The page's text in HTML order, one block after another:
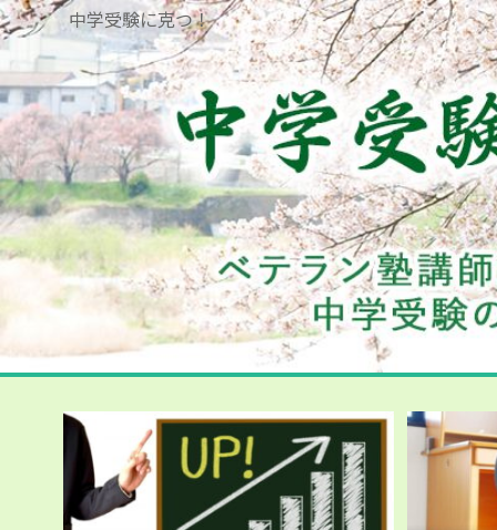
中学受験に克つ！